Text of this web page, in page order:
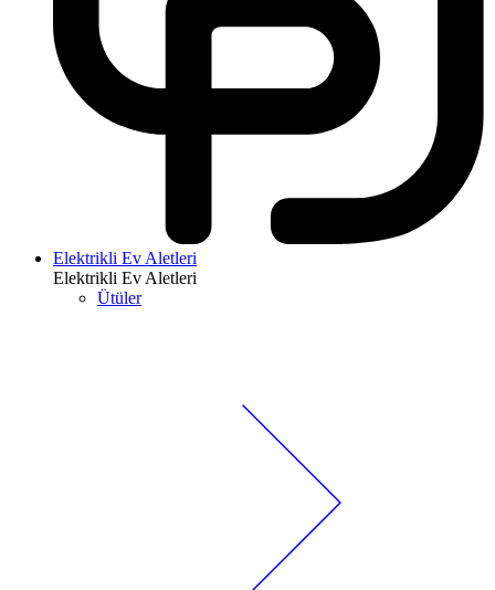
Elektrikli Ev Aletleri
Elektrikli Ev Aletleri
Ütüler